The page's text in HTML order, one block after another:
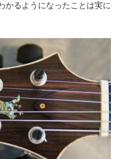
かるようになったことは実に